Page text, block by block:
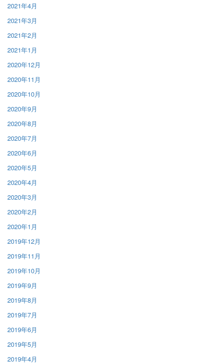
2021年4月
2021年3月
2021年2月
2021年1月
2020年12月
2020年11月
2020年10月
2020年9月
2020年8月
2020年7月
2020年6月
2020年5月
2020年4月
2020年3月
2020年2月
2020年1月
2019年12月
2019年11月
2019年10月
2019年9月
2019年8月
2019年7月
2019年6月
2019年5月
2019年4月